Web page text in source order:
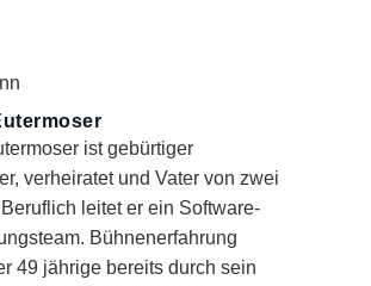
ist gebürtiger
verheiratet und Vater von zwei
leitet er ein Software-
Bühnenerfahrung
49 jährige bereits durch sein